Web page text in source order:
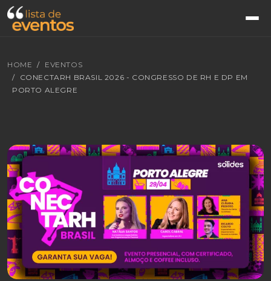
HOME
EVENTOS
CONECTARH BRASIL 2026 - CONGRESSO DE RH E DP EM
PORTO ALEGRE